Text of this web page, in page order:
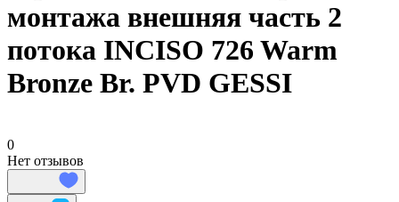
монтажа внешняя часть 2
потока INCISO 726 Warm
Bronze Br. PVD GESSI
0
Нет отзывов